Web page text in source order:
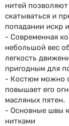
нитей
скатываться и
попадании искр
- Современная
небольшой вес
легкость
пригодным для
- Костюм можно
повышает его
масляных пятен.
- Основные швы
нитками